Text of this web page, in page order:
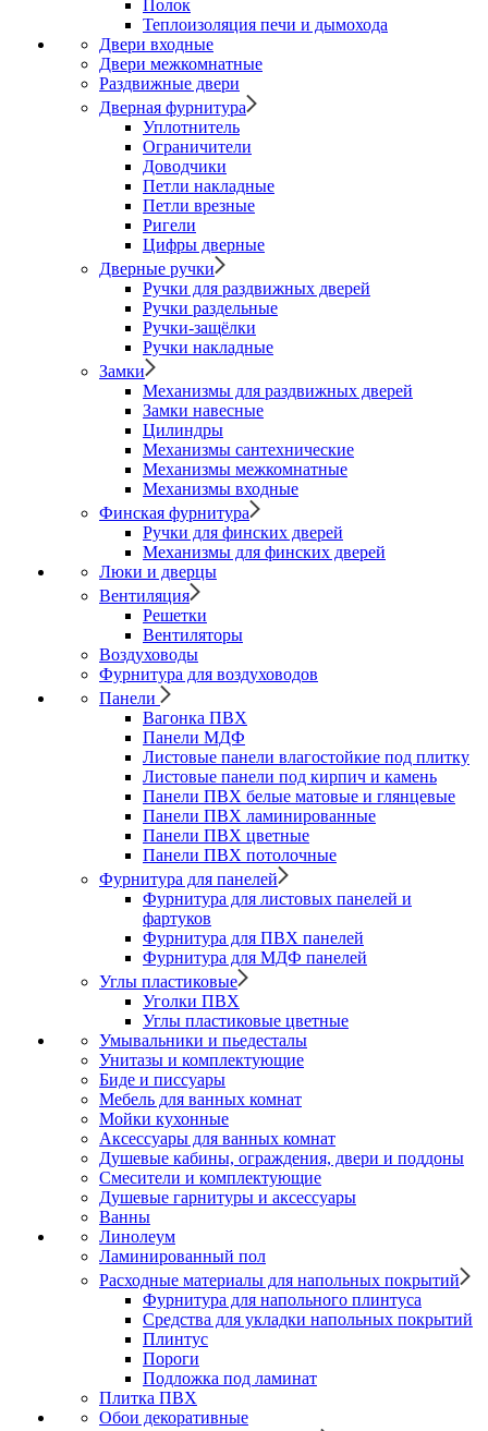
Полок
Теплоизоляция печи и дымохода
Двери входные
Двери межкомнатные
Раздвижные двери
Дверная фурнитура
Уплотнитель
Ограничители
Доводчики
Петли накладные
Петли врезные
Ригели
Цифры дверные
Дверные ручки
Ручки для раздвижных дверей
Ручки раздельные
Ручки-защёлки
Ручки накладные
Замки
Механизмы для раздвижных дверей
Замки навесные
Цилиндры
Механизмы сантехнические
Механизмы межкомнатные
Механизмы входные
Финская фурнитура
Ручки для финских дверей
Механизмы для финских дверей
Люки и дверцы
Вентиляция
Решетки
Вентиляторы
Воздуховоды
Фурнитура для воздуховодов
Панели
Вагонка ПВХ
Панели МДФ
Листовые панели влагостойкие под плитку
Листовые панели под кирпич и камень
Панели ПВХ белые матовые и глянцевые
Панели ПВХ ламинированные
Панели ПВХ цветные
Панели ПВХ потолочные
Фурнитура для панелей
Фурнитура для листовых панелей и
фартуков
Фурнитура для ПВХ панелей
Фурнитура для МДФ панелей
Углы пластиковые
Уголки ПВХ
Углы пластиковые цветные
Умывальники и пьедесталы
Унитазы и комплектующие
Биде и писсуары
Мебель для ванных комнат
Мойки кухонные
Аксессуары для ванных комнат
Душевые кабины, ограждения, двери и поддоны
Смесители и комплектующие
Душевые гарнитуры и аксессуары
Ванны
Линолеум
Ламинированный пол
Расходные материалы для напольных покрытий
Фурнитура для напольного плинтуса
Средства для укладки напольных покрытий
Плинтус
Пороги
Подложка под ламинат
Плитка ПВХ
Обои декоративные